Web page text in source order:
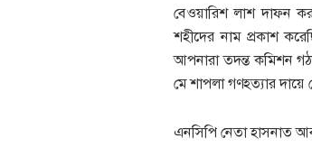
বেওয়ারিশ লাশ দাফন
শহীদের নাম প্রকাশ
আপনারা তদন্ত কমিশন
মে শাপলা গণহত্যার
এনসিপি নেতা হাসনাত